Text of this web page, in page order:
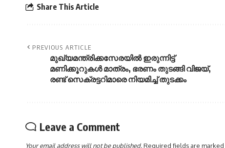
Share This Article
PREVIOUS ARTICLE
മുഖ്യമന്ത്രിക്കസേരയിൽ ഇരുന്നിട്ട്
മണിക്കൂറുകൾ മാത്രം, ഭരണം തുടങ്ങി വിജയ്,
രണ്ട് സെക്രട്ടറിമാരെ നിയമിച്ച് തുടക്കം
Leave a Comment
Your email address will not be published.Required fields are marked